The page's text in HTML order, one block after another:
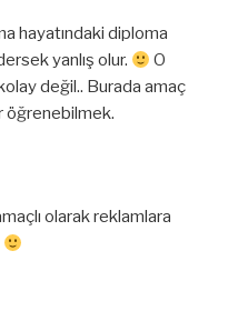
hayatındaki diploma
yanlış olur.
O
değil.. Burada amaç
öğrenebilmek.
olarak reklamlara